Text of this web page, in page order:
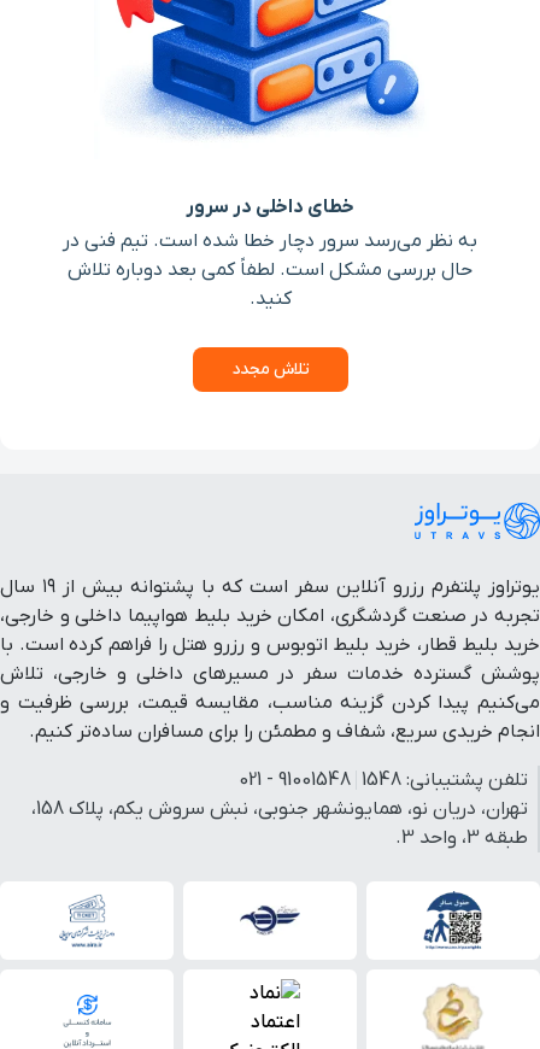
خطای داخلی در سرور
به نظر می‌رسد سرور دچار خطا شده است. تیم فنی در
حال بررسی مشکل است. لطفاً کمی بعد دوباره تلاش
کنید.
تلاش مجدد
یوتراوز پلتفرم رزرو آنلاین سفر است که با پشتوانه بیش از ۱۹ سال
تجربه در صنعت گردشگری، امکان خرید بلیط هواپیما داخلی و خارجی،
خرید بلیط قطار، خرید بلیط اتوبوس و رزرو هتل را فراهم کرده است. با
پوشش گسترده خدمات سفر در مسیرهای داخلی و خارجی، تلاش
می‌کنیم پیدا کردن گزینه مناسب، مقایسه قیمت، بررسی ظرفیت و
انجام خریدی سریع، شفاف و مطمئن را برای مسافران ساده‌تر کنیم.
تلفن پشتیبانی: 1548
91001548 - 021
تهران، دریان نو، همایونشهر جنوبی، نبش سروش یکم، پلاک 158،
طبقه 3، واحد 3.